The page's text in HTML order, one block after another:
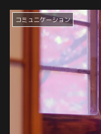
コミュニケーション